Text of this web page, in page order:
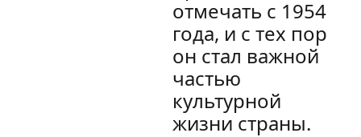
отмечать с 1954
года, и с тех пор
он стал важной
частью
культурной
жизни страны.